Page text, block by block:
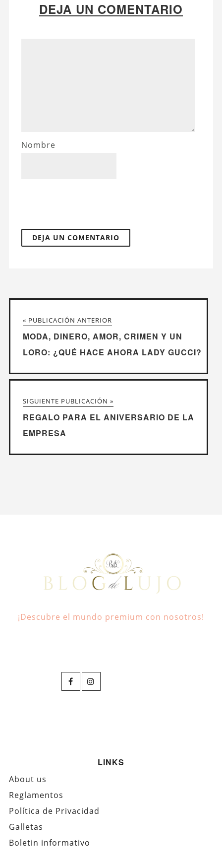
DEJA UN COMENTARIO
Nombre
« PUBLICACIÓN ANTERIOR
MODA, DINERO, AMOR, CRIMEN Y UN
LORO: ¿QUÉ HACE AHORA LADY GUCCI?
SIGUIENTE PUBLICACIÓN »
REGALO PARA EL ANIVERSARIO DE LA
EMPRESA
¡Descubre el mundo premium con nosotros!
LINKS
About us
Reglamentos
Política de Privacidad
Galletas
Boletin informativo